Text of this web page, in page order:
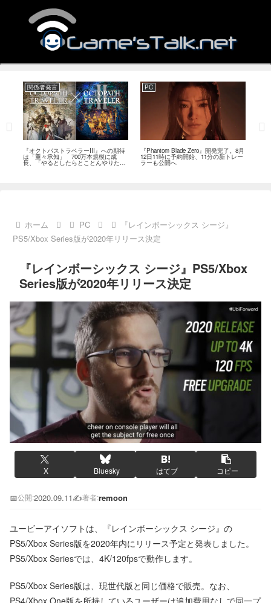
関係者発言
『オクトパストラベラーIII』への期待
は「重々承知」 700万本規模に成
長、「やるとしたらとことんやりた
い」と浅野智也氏
PC
『Phantom Blade Zero』開発完了。8月
12日11時に予約開始、11分の新トレー
ラーも公開へ
ホーム PC
『レインボーシックス シージ』
PS5/Xbox Series版が2020年リリース決定
『レインボーシックス シージ』PS5/Xbox
Series版が2020年リリース決定
X Bluesky はてブ コピー
📅公開:2020.09.11✍️著者:remoon
ユービーアイソフトは、『レインボーシックス シージ』の
PS5/Xbox Series版を2020年内にリリース予定と発表しました。
PS5/Xbox Seriesでは、4K/120fpsで動作します。
PS5/Xbox Series版は、現世代版と同じ価格で販売。なお、
PS4/Xbox One版を所持しているユーザーは追加費用なしで同一プ